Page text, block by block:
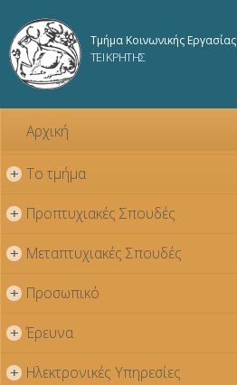
κυρίως
Τμήμα Κοινωνικής Εργασίας
ΤΕΙ ΚΡΗΤΗΣ
Αρχική
+ Το τμήμα
+ Προπτυχιακές Σπουδές
+ Μεταπτυχιακές Σπουδές
+ Προσωπικό
+ Έρευνα
+ Ηλεκτρονικές Υπηρεσίες